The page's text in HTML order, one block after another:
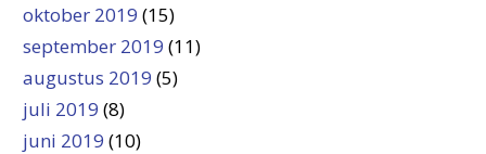
oktober 2019 (15)
september 2019 (11)
augustus 2019 (5)
juli 2019 (8)
juni 2019 (10)